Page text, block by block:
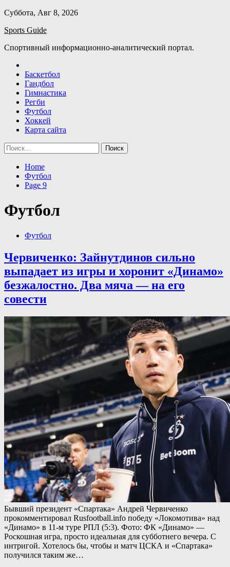
Skip
content
Суббота, Авг 8, 2026
Sports Guide
Спортивный информационно-аналитический портал.
Баскетбол
Гандбол
Гимнастика
Регби
Футбол
Хоккей
Карта сайта
Найти:
Home
Футбол
Page 9
Футбол
Футбол
Червиченко: Зайнутдинов сильно
выпадает из игры и хоронит «Динамо»
безжалостно. Два мяча — на его
совести
Бывший президент «Спартака» Андрей Червиченко
прокомментировал Rusfootball.info победу «Локомотива» над
«Динамо» в 11-м туре РПЛ (5:3). Фото: ФК «Динамо» —
Роскошная игра, просто идеальная для субботнего вечера. С
интригой. Хотелось бы, чтобы и матч ЦСКА и «Спартака»
получился таким же…